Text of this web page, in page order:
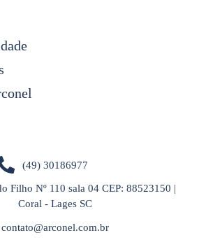
(49) 30186977
Filho Nº 110 sala 04 CEP: 88523150 |
Coral - Lages SC
contato@arconel.com.br